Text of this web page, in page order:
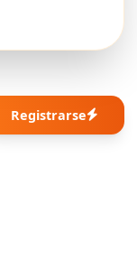
Registrarse